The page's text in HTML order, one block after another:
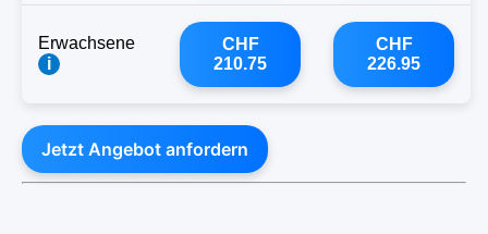
Erwachsene
i
CHF
210.75
CHF
226.95
Jetzt Angebot anfordern